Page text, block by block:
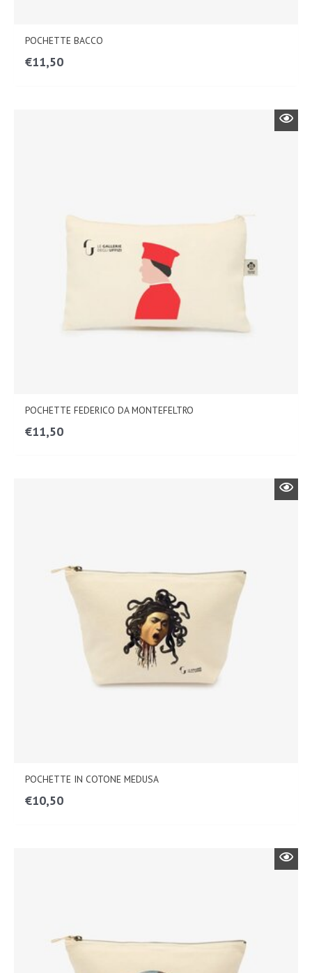
POCHETTE BACCO
€11,50
POCHETTE FEDERICO DA MONTEFELTRO
€11,50
POCHETTE IN COTONE MEDUSA
€10,50